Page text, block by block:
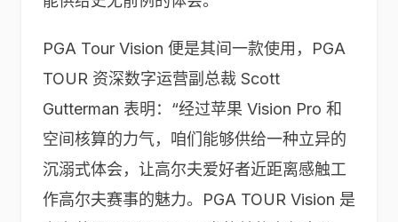
PGA Tour Vision 便是其间一款使用，PGA
TOUR 资深数字运营副总裁 Scott
Gutterman 表明：“经过苹果 Vision Pro 和
空间核算的力气，咱们能够供给一种立异的
沉溺式体会，让高尔夫爱好者近距离感触工
作高尔夫赛事的魅力。PGA TOUR Vision 是